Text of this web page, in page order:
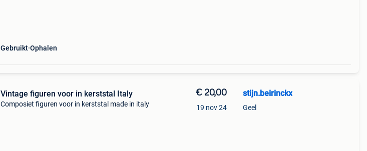
Gebruikt Ophalen
Vintage figuren voor in kerststal Italy
Composiet figuren voor in kerststal made in italy
€ 20,00
19 nov 24
stijn.beirinckx
Geel